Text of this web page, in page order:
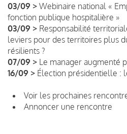
03/09 > Webinaire national «
fonction publique hospitalière »
03/09 > Responsabilité
leviers pour des territoires plus
résilients ?
07/09 > Le manager augmenté
16/09 > Élection présidentielle :
Voir les prochaines
Annoncer une rencontre